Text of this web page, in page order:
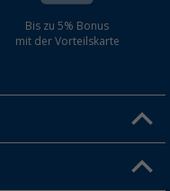
Bis zu 5% Bonus
mit der Vorteilskarte